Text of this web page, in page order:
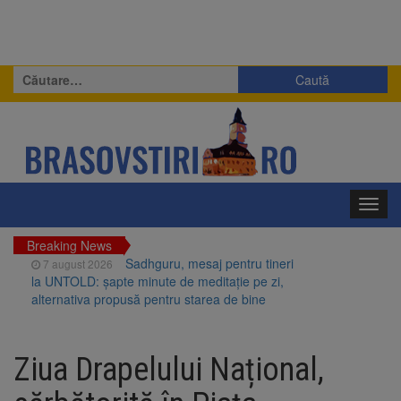
Caută
după:
Breaking News
7 august 2026
Sadhguru, mesaj pentru tineri
la UNTOLD: șapte minute de meditație pe zi,
alternativa propusă pentru starea de bine
călătoresc cu bagaj de cabină
Ziua Drapelului Național,